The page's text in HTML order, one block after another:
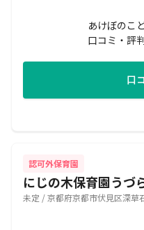
あけぼのこ
口コミ・評
口
認可外保育園
にじの木保育園うづ
未定 / 京都府京都市伏見区深草